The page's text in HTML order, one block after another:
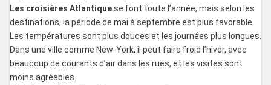
Les croisières Atlantiquese font toute l’année, mais selon les
destinations, la période de mai à septembre est plus favorable.
Les températures sont plus douces et les journées plus longues.
Dans une ville comme New-York, il peut faire froid l’hiver, avec
beaucoup de courants d’air dans les rues, et les visites sont
moins agréables.